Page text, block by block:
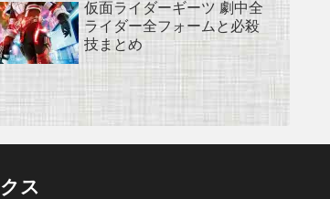
仮面ライダーギーツ 劇中全
ライダー全フォームと必殺
技まとめ
ス